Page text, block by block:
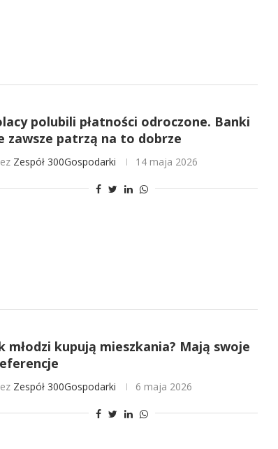
polubili płatności odroczone. Banki
zawsze patrzą na to dobrze
Zespół 300Gospodarki 14 maja 2026
młodzi kupują mieszkania? Mają swoje
Zespół 300Gospodarki 6 maja 2026